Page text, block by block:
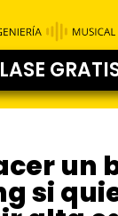
un
si